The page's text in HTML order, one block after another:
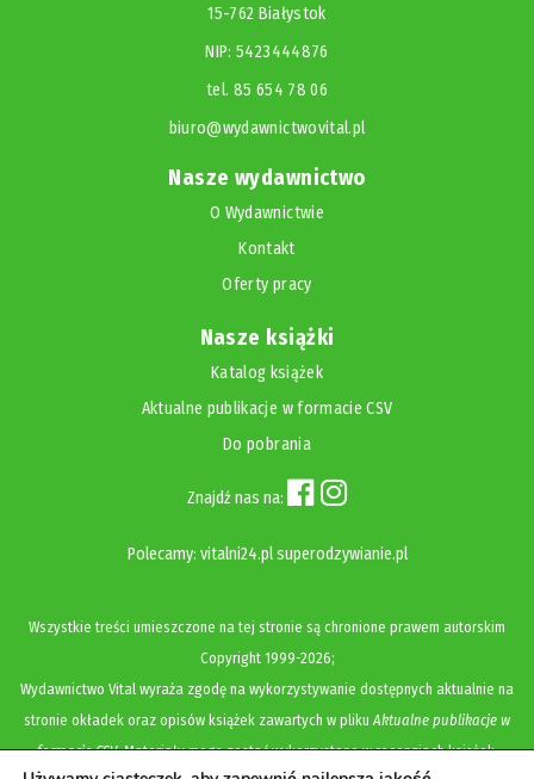
15-762 Białystok
NIP: 5423444876
tel. 85 654 78 06
biuro@wydawnictwovital.pl
Nasze wydawnictwo
O Wydawnictwie
Kontakt
Oferty pracy
Nasze książki
Katalog książek
Aktualne publikacje w formacie CSV
Do pobrania
Znajdź nas na:
Polecamy: vitalni24.pl superodzywianie.pl
Wszystkie treści umieszczone na tej stronie są chronione prawem autorskim
Copyright1999-2026;
Wydawnictwo Vital wyraża zgodę na wykorzystywanie dostępnych aktualnie na
stronie okładek oraz opisów książek zawartych w plikuAktualne publikacje w
formacie CSV. Materiały mogą zostać wykorzystane w recenzjach książek,